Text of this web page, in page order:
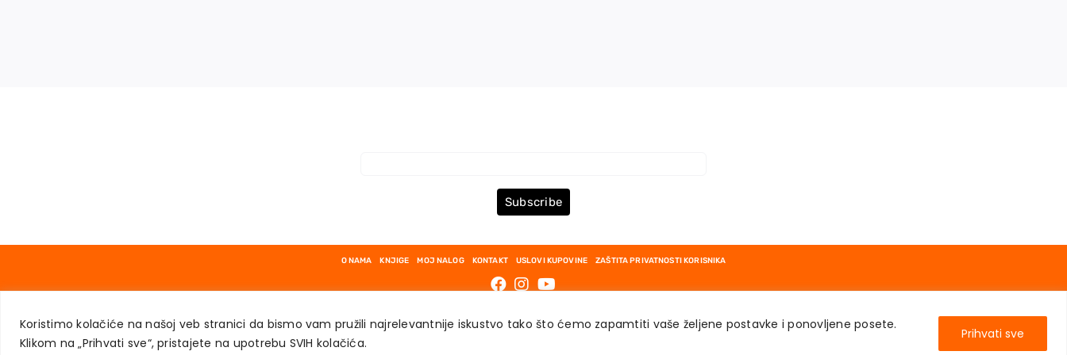
Koristimo kolačiće na našoj veb stranici da bismo vam pružili najrelevantnije iskustvo tako što ćemo zapamtiti vaše željene postavke i ponovljene posete.
Klikom na „Prihvati sve“, pristajete na upotrebu SVIH kolačića.
Prihvati sve
Subscribe
O NAMA KNJIGE MOJ NALOG KONTAKT USLOVI KUPOVINE ZAŠTITA PRIVATNOSTI KORISNIKA